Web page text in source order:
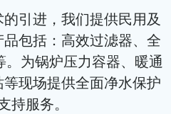
引进，我们提供民用及
包括：高效过滤器、全
为锅炉压力容器、暖通
现场提供全面净水保护
持服务。